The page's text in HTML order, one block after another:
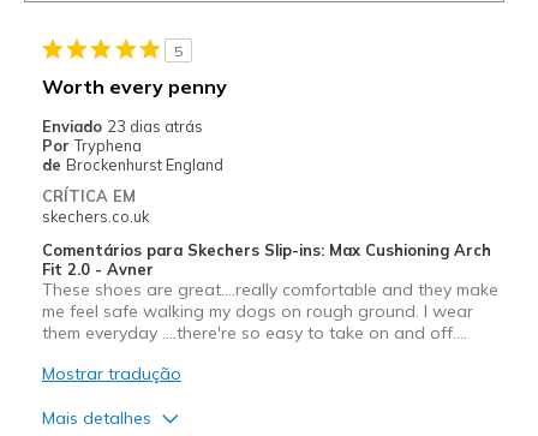
5
Worth every penny
Enviado 23 dias atrás
Por Tryphena
de Brockenhurst England
CRÍTICA EM
skechers.co.uk
Comentários para Skechers Slip-ins: Max Cushioning Arch
Fit 2.0 - Avner
These shoes are great….really comfortable and they make
me feel safe walking my dogs on rough ground. I wear
them everyday ….there're so easy to take on and off….
Mostrar tradução
Mais detalhes